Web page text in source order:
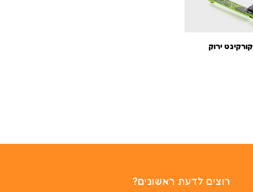
VECTOR קורקינט ירוק
רוצים לדעת ראשונים?